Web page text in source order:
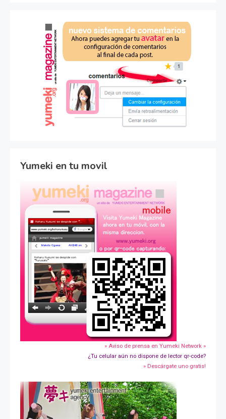
Yumeki en tu movil
» Aviso de prensa en Yumeki Network »
¿Tu celular aún no dispone de lector qr-code?
» Descárgate uno gratis!